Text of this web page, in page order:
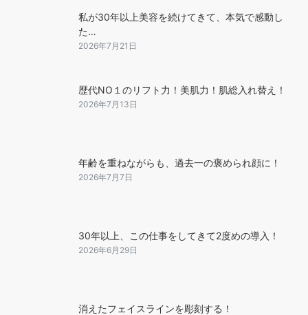
私が30年以上美容を続けてきて、本気で感動し
た…
2026年7月21日
歴代NO１のリフト力！美肌力！肌総入れ替え！
2026年7月13日
年齢を重ねながらも、過去一の褒められ顔に！
2026年7月7日
30年以上、この仕事をしてきて2度めの導入！
2026年6月29日
消えたフェイスラインを彫刻する！